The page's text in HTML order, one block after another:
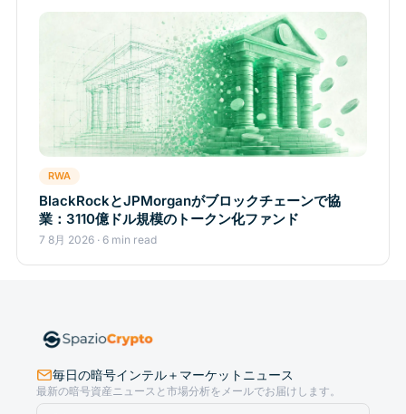
RWA
BlackRockとJPMorganがブロックチェーンで協
業：3110億ドル規模のトークン化ファンド
7 8月 2026 · 6 min read
毎日の暗号インテル＋マーケットニュース
最新の暗号資産ニュースと市場分析をメールでお届けします。